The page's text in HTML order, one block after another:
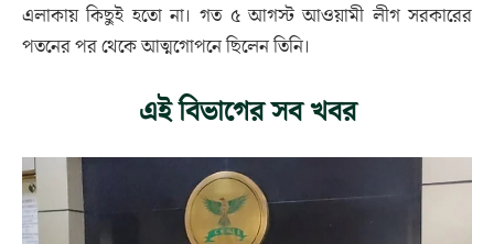
এলাকায় কিছুই হতো না। গত ৫ আগস্ট আওয়ামী লীগ সরকারের
পতনের পর থেকে আত্মগোপনে ছিলেন তিনি।
এই বিভাগের সব খবর